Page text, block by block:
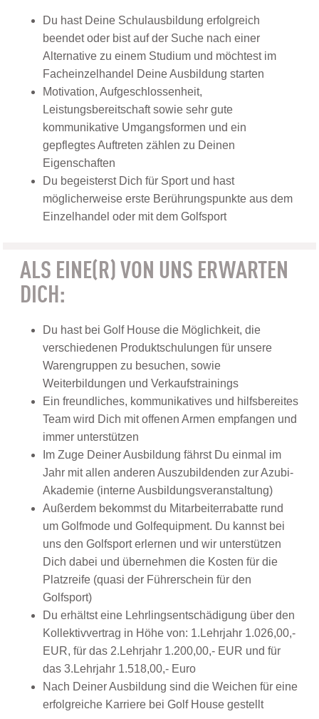
Du hast Deine Schulausbildung erfolgreich
beendet oder bist auf der Suche nach einer
Alternative zu einem Studium und möchtest im
Facheinzelhandel Deine Ausbildung starten
Motivation, Aufgeschlossenheit,
Leistungsbereitschaft sowie sehr gute
kommunikative Umgangsformen und ein
gepflegtes Auftreten zählen zu Deinen
Eigenschaften
Du begeisterst Dich für Sport und hast
möglicherweise erste Berührungspunkte aus dem
Einzelhandel oder mit dem Golfsport
ALS EINE(R) VON UNS ERWARTEN
DICH:
Du hast bei Golf House die Möglichkeit, die
verschiedenen Produktschulungen für unsere
Warengruppen zu besuchen, sowie
Weiterbildungen und Verkaufstrainings
Ein freundliches, kommunikatives und hilfsbereites
Team wird Dich mit offenen Armen empfangen und
immer unterstützen
Im Zuge Deiner Ausbildung fährst Du einmal im
Jahr mit allen anderen Auszubildenden zur Azubi-
Akademie (interne Ausbildungsveranstaltung)
Außerdem bekommst du Mitarbeiterrabatte rund
um Golfmode und Golfequipment. Du kannst bei
uns den Golfsport erlernen und wir unterstützen
Dich dabei und übernehmen die Kosten für die
Platzreife (quasi der Führerschein für den
Golfsport)
Du erhältst eine Lehrlingsentschädigung über den
Kollektivvertrag in Höhe von: 1.Lehrjahr 1.026,00,-
EUR, für das 2.Lehrjahr 1.200,00,- EUR und für
das 3.Lehrjahr 1.518,00,- Euro
Nach Deiner Ausbildung sind die Weichen für eine
erfolgreiche Karriere bei Golf House gestellt